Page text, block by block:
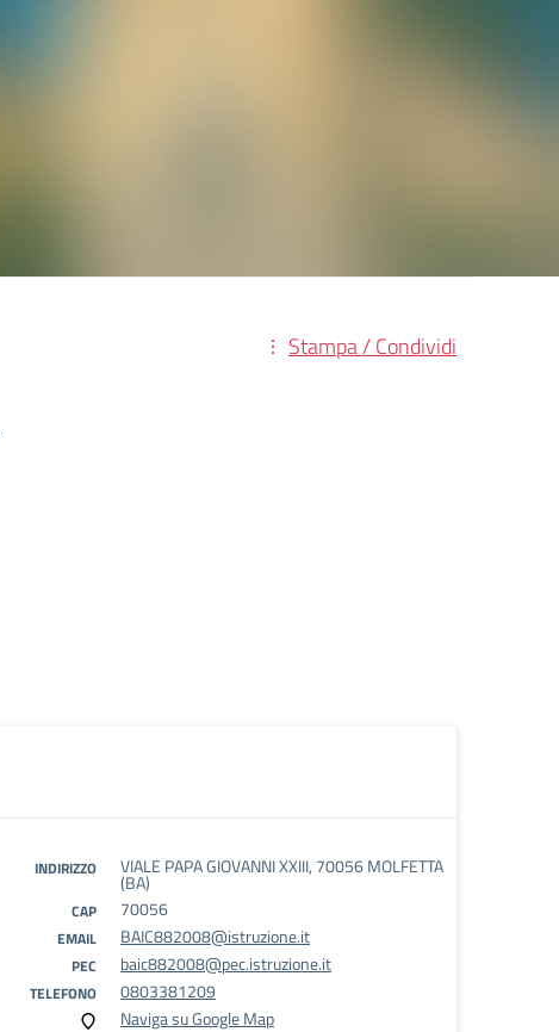
Stampa / Condividi
INDIRIZZO VIALE PAPA GIOVANNI XXIII, 70056 MOLFETTA
(BA)
CAP 70056
EMAIL BAIC882008@istruzione.it
PEC baic882008@pec.istruzione.it
TELEFONO
0803381209
Naviga su Google Map